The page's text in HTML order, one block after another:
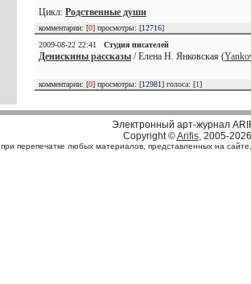
Цикл: Родственные души
комментарии: [0] просмотры: [12716]
2009-08-22 22:41
Студия писателей
Денискины рассказы / Елена Н. Янковская (
комментарии: [0] просмотры: [12981] голоса: [1]
Электронный арт-журнал
Copyright ©Arifis, 2005-2026
при перепечатке любых материалов, представленных на